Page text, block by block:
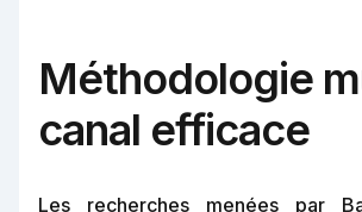
Méthodologie
canal efficace
Les recherches menées par